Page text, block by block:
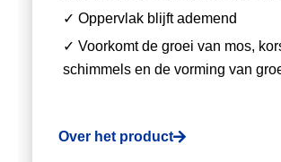
✓ Oppervlak blijft ademend
✓ Voorkomt de groei van mos,
schimmels en de vorming van
Over het product